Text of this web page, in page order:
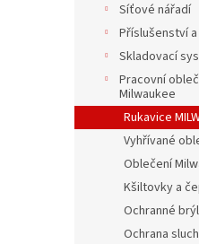
Síťové nářadí
Příslušenství
Skladovací
Pracovní
Milwaukee
Rukavice
Vyhřívané
Oblečení
Kšiltovky a
Ochranné
Ochrana